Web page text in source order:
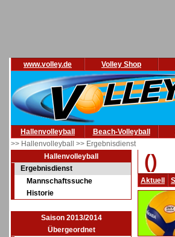
www.volley.de Volley Shop
Hallenvolleyball Beach-Volleyball
>> Hallenvolleyball >> Ergebnisdienst
Hallenvolleyball
Ergebnisdienst
Mannschaftssuche
Historie
Saison 2013/2014
Übergeordnet
()
Aktuell